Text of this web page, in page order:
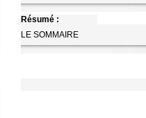
Résumé :
LE SOMMAIRE